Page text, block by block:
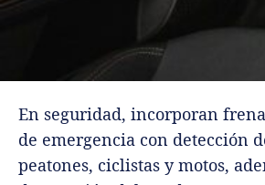
En seguridad, incorporan
de emergencia con detección
peatones, ciclistas y motos,